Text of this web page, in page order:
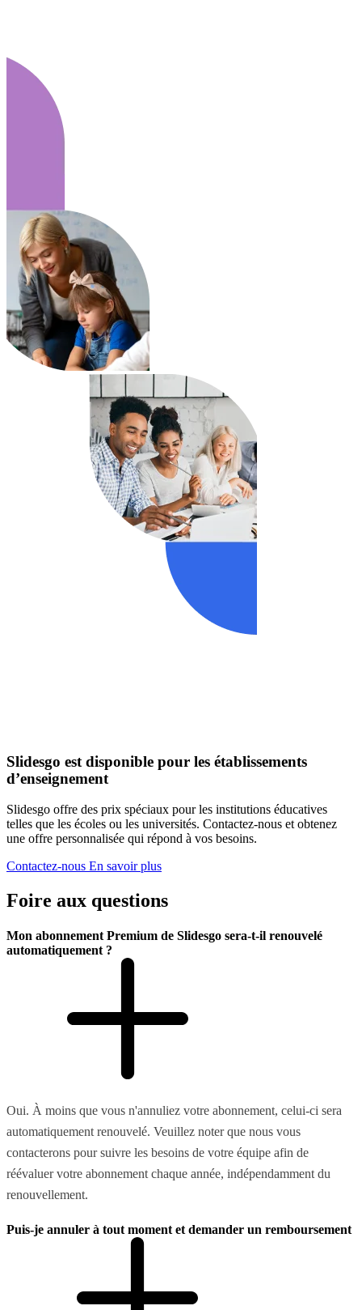
Slidesgo est disponible pour les établissements
d’enseignement
Slidesgo offre des prix spéciaux pour les institutions éducatives
telles que les écoles ou les universités. Contactez-nous et obtenez
une offre personnalisée qui répond à vos besoins.
Contactez-nous En savoir plus
Foire aux questions
Mon abonnement Premium de Slidesgo sera-t-il renouvelé
automatiquement ?
Oui. À moins que vous n'annuliez votre abonnement, celui-ci sera
automatiquement renouvelé. Veuillez noter que nous vous
contacterons pour suivre les besoins de votre équipe afin de
réévaluer votre abonnement chaque année, indépendamment du
renouvellement.
Puis-je annuler à tout moment et demander un remboursement